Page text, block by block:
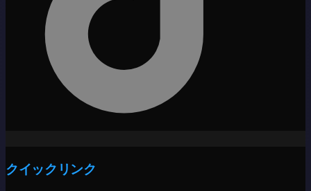
クイックリンク